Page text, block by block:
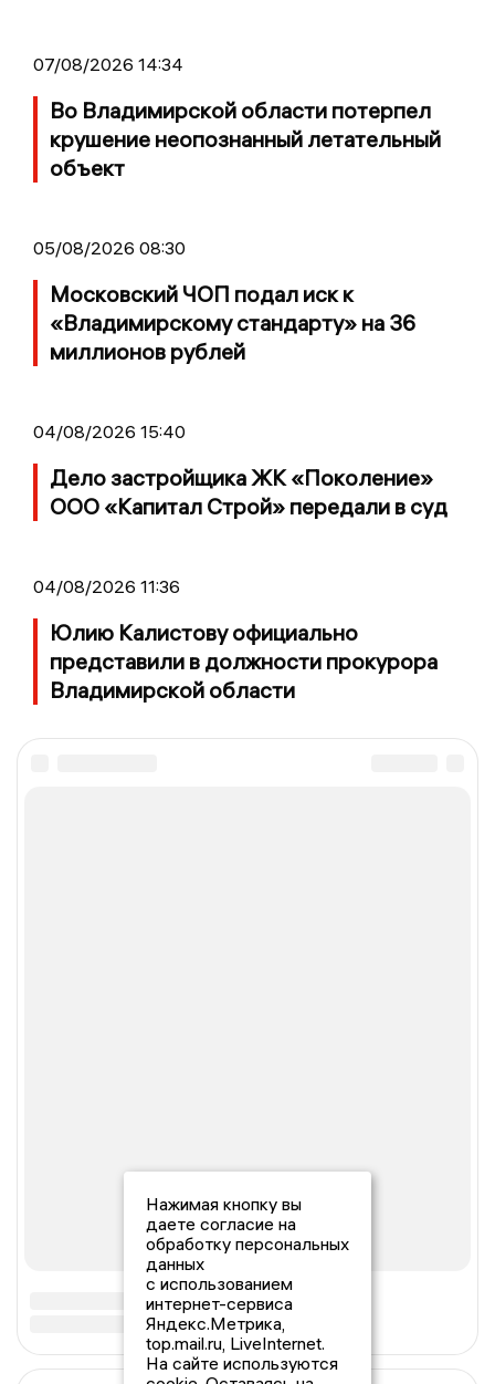
07/08/2026 14:34
Во Владимирской области потерпел
крушение неопознанный летательный
объект
05/08/2026 08:30
Московский ЧОП подал иск к
«Владимирскому стандарту» на 36
миллионов рублей
04/08/2026 15:40
Дело застройщика ЖК «Поколение»
ООО «Капитал Строй» передали в суд
04/08/2026 11:36
Юлию Калистову официально
представили в должности прокурора
Владимирской области
Нажимая кнопку вы
даете согласие на
обработку персональных
данных
с использованием
интернет-сервиса
Яндекс.Метрика,
top.mail.ru, LiveInternet.
На сайте используются